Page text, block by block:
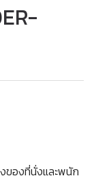
ของที่นั่งและพนัก